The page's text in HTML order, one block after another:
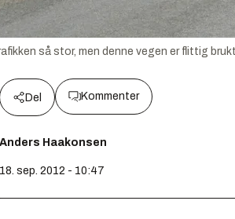
så stor, men denne vegen er flittig
Del Kommenter
Anders Haakonsen
18. sep. 2012 - 10:47